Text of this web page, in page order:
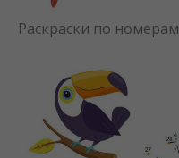
Раскраски по номерам